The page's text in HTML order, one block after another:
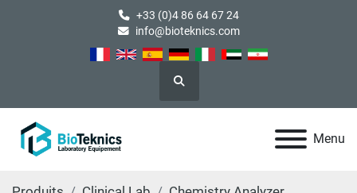
+33 (0)4 86 64 67 24
info@bioteknics.com
Rechercher
Menu